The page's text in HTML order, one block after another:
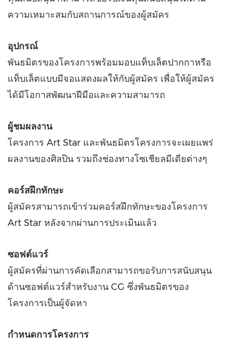
ความเหมาะสมกับสถานการณ์ของผู้สมัคร
อุปกรณ์
พันธมิตรของโครงการพร้อมมอบแท็บเล็ตปากกาหรือ
แท็บเล็ตแบบมีจอแสดงผลให้กับผู้สมัคร เพื่อให้ผู้สมัคร
ได้มีโอกาสพัฒนาฝีมือและความสามารถ
ผู้ชมผลงาน
โครงการ Art Star และพันธมิตรโครงการจะเผยแพร่
ผลงานของศิลปิน รวมถึงช่องทางโซเชียลมีเดียต่างๆ
คอร์สฝึกทักษะ
ผู้สมัครสามารถเข้าร่วมคอร์สฝึกทักษะของโครงการ
Art Star หลังจากผ่านการประเมินแล้ว
ซอฟต์แวร์
ผู้สมัครที่ผ่านการคัดเลือกสามารถขอรับการสนับสนุน
ด้านซอฟต์แวร์สำหรับงาน CG ซึ่งพันธมิตรของ
โครงการเป็นผู้จัดหา
กำหนดการโครงการ